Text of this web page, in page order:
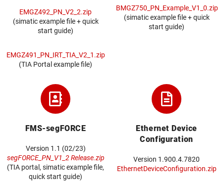
EMGZ492_PN_V2_2.zip
(simatic example file + quick
start guide)
EMGZ491_PN_IRT_TIA_V2_1.zip
(TIA Portal example file)
BMGZ750_PN_Example_V1_0.zip
(simatic example file + quick
start guide)
FMS-segFORCE
Version 1.1 (02/23)
segFORCE_PN_V1_2 Release.zip
(TIA portal, simatic example file,
quick start guide)
Ethernet Device
Configuration
Version 1.900.4.7820
EthernetDeviceConfiguration.zip